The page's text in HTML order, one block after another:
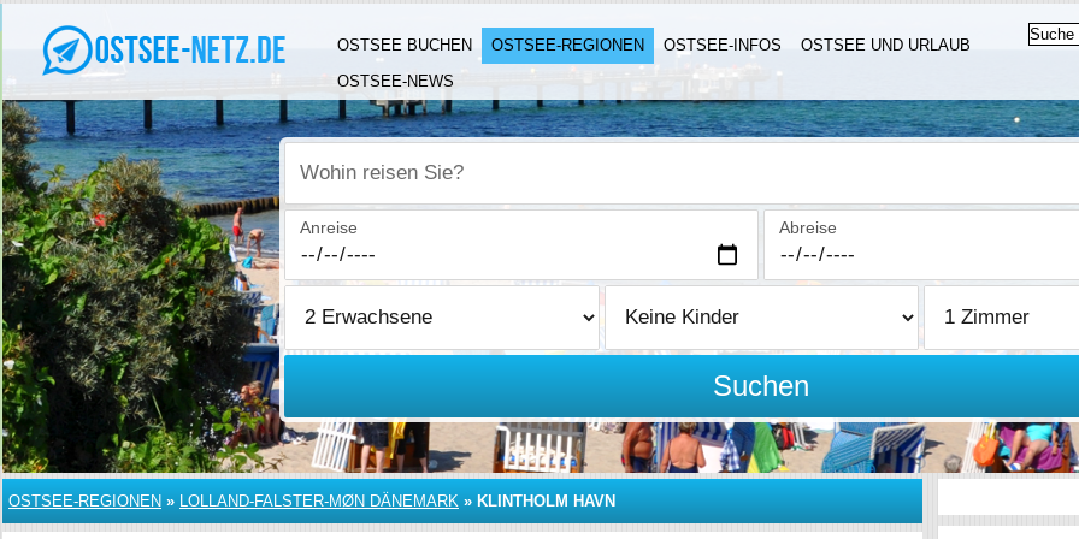
OSTSEE BUCHEN OSTSEE-REGIONEN OSTSEE-INFOS
OSTSEE UND URLAUB
OSTSEE-NEWS
Wohin reisen Sie?
Anreise Abreise
Suchen
OSTSEE-REGIONEN » LOLLAND-FALSTER-MØN DÄNEMARK » KLINTHOLM HAVN